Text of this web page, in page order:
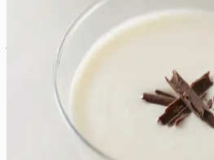
White chocolate martini on
mis pakub tõelist naudingut igale
jook on oma olemuselt pigem
tavaline kokteil, ühendades
rikkaliku valge šokolaadi aroomi.
konsistents tuleneb kvaliteetsest
likööridest, mis loovad suus
šokolaadi magusust
andes joogile vajaliku sügavuse
sobib ideaalselt talvisteks